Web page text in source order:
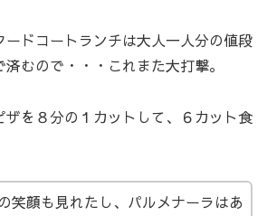
ードコートランチは大人一人分の値段
むので・・・これまた大打撃。
ザを８分の１カットして、６カット食
笑顔も見れたし、パルメナーラはあ